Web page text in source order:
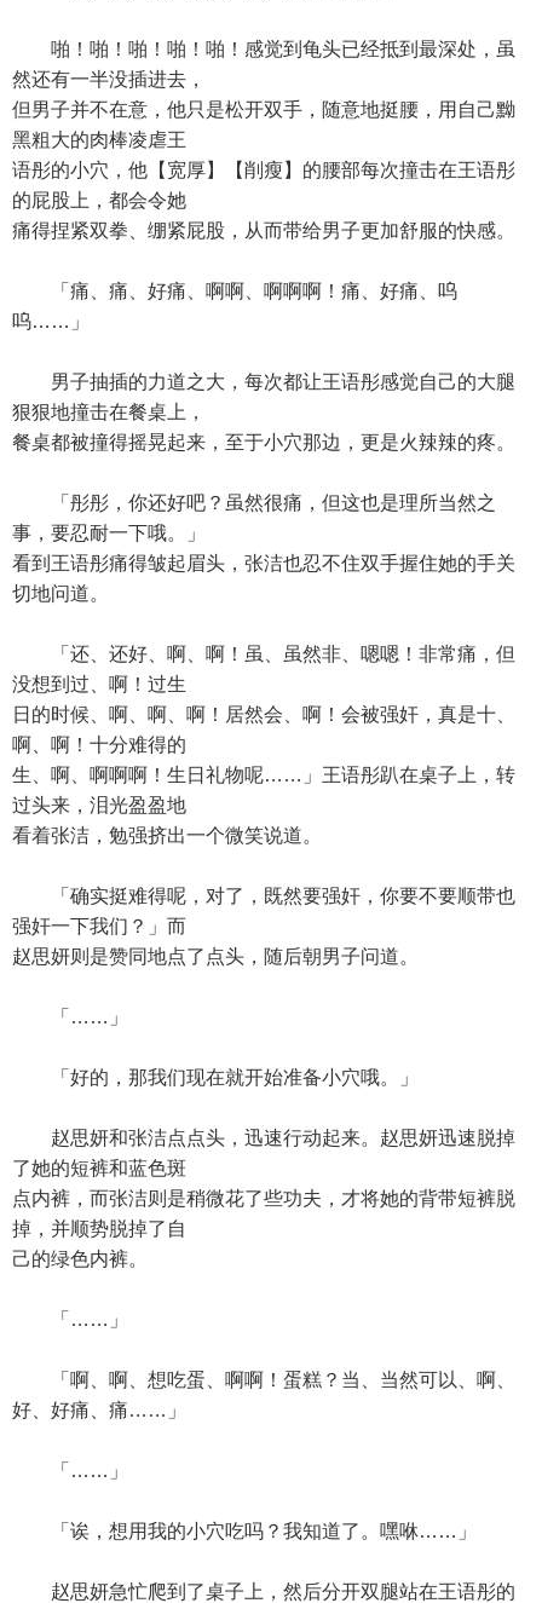
啪！啪！啪！啪！啪！感觉到龟头已经抵到最深处，虽
然还有一半没插进去，
但男子并不在意，他只是松开双手，随意地挺腰，用自己黝
黑粗大的肉棒凌虐王
语彤的小穴，他【宽厚】【削瘦】的腰部每次撞击在王语彤
的屁股上，都会令她
痛得捏紧双拳、绷紧屁股，从而带给男子更加舒服的快感。
「痛、痛、好痛、啊啊、啊啊啊！痛、好痛、呜
呜……」
男子抽插的力道之大，每次都让王语彤感觉自己的大腿
狠狠地撞击在餐桌上，
餐桌都被撞得摇晃起来，至于小穴那边，更是火辣辣的疼。
「彤彤，你还好吧？虽然很痛，但这也是理所当然之
事，要忍耐一下哦。」
看到王语彤痛得皱起眉头，张洁也忍不住双手握住她的手关
切地问道。
「还、还好、啊、啊！虽、虽然非、嗯嗯！非常痛，但
没想到过、啊！过生
日的时候、啊、啊、啊！居然会、啊！会被强奸，真是十、
啊、啊！十分难得的
生、啊、啊啊啊！生日礼物呢……」王语彤趴在桌子上，转
过头来，泪光盈盈地
看着张洁，勉强挤出一个微笑说道。
「确实挺难得呢，对了，既然要强奸，你要不要顺带也
强奸一下我们？」而
赵思妍则是赞同地点了点头，随后朝男子问道。
「……」
「好的，那我们现在就开始准备小穴哦。」
赵思妍和张洁点点头，迅速行动起来。赵思妍迅速脱掉
了她的短裤和蓝色斑
点内裤，而张洁则是稍微花了些功夫，才将她的背带短裤脱
掉，并顺势脱掉了自
己的绿色内裤。
「……」
「啊、啊、想吃蛋、啊啊！蛋糕？当、当然可以、啊、
好、好痛、痛……」
「……」
「诶，想用我的小穴吃吗？我知道了。嘿咻……」
赵思妍急忙爬到了桌子上，然后分开双腿站在王语彤的